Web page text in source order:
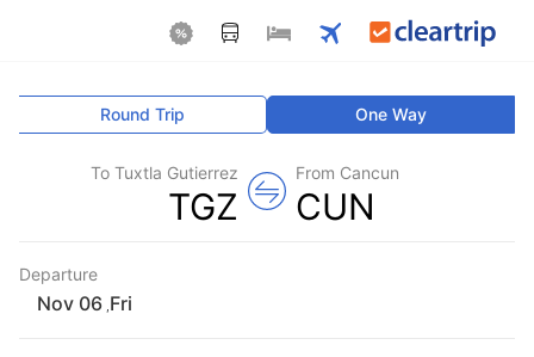
One Way
Round Trip
From Cancun
CUN
To Tuxtla Gutierrez
TGZ
Departure
Fri